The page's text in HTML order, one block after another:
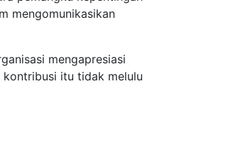
mengomunikasikan
mengapresiasi
kontribusi itu tidak melulu